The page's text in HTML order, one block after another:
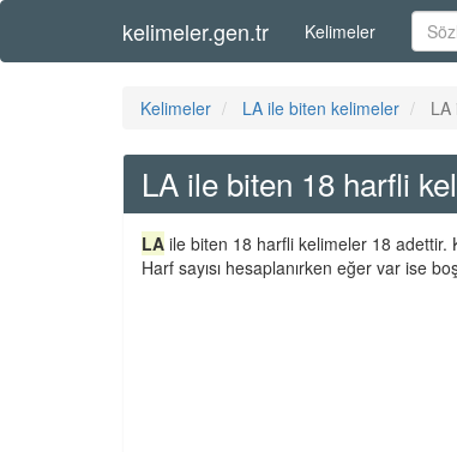
kelimeler.gen.tr Kelimeler
Kelimeler LA ile biten kelimeler LA
LA ile biten 18 harfli
LA ile biten 18 harfli kelimeler 18 adettir.
Harf sayısı hesaplanırken eğer var ise